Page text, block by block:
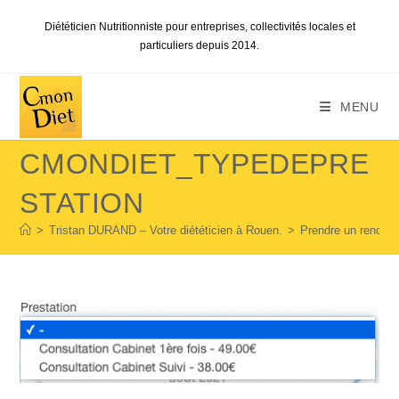
Diététicien Nutritionniste pour entreprises, collectivités locales et
particuliers depuis 2014.
MENU
CMONDIET_TYPEDEPRE
STATION
> Tristan DURAND – Votre diététicien à Rouen. > Prendre un